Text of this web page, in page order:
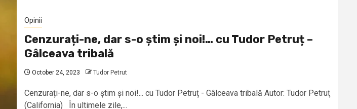
Opinii
Cenzurați-ne, dar s-o știm și noi!… cu Tudor Petruț –
Gâlceava tribală
October 24, 2023 Tudor Petrut
Cenzurați-ne, dar s-o știm și noi!... cu Tudor Petruț - Gâlceava tribală Autor: Tudor Petruţ
(California) În ultimele zile,...